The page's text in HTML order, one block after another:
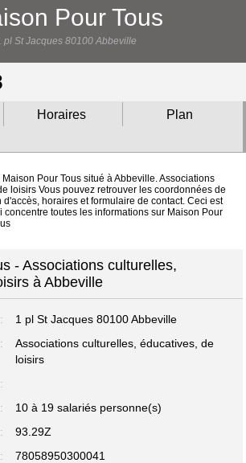
Pour Tous
pl St Jacques 80100 Abbeville
Horaires
Plan
Pour Tous situé à Abbeville. Associations
loisirs Vous pouvez retrouver les coordonnées de
horaires et formulaire de contact. Ceci est
toutes les informations sur Maison Pour
- Associations culturelles,
à Abbeville
1 pl St Jacques80100 Abbeville
Associations culturelles, éducatives, de
loisirs
10 à 19 salariés personne(s)
93.29Z
78058950300041